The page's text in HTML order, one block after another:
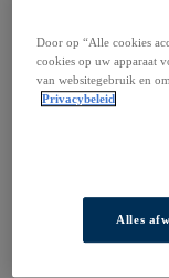
Boeken
Ontdek
Contact
Door op “Alle cookies
cookies op uw apparaat
van websitegebruik en
Privacybeleid
Alles